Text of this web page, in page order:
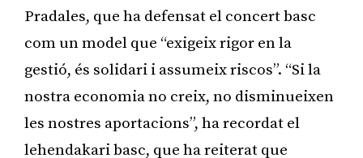
Pradales, que ha defensat el concert basc
com un model que “exigeix rigor en la
gestió, és solidari i assumeix riscos”. “Si la
nostra economia no creix, no disminueixen
les nostres aportacions”, ha recordat el
lehendakari basc, que ha reiterat que